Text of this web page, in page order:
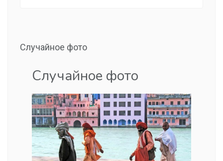
Случайное фото
Случайное фото